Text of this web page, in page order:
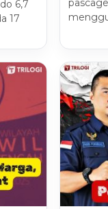
6,7
17